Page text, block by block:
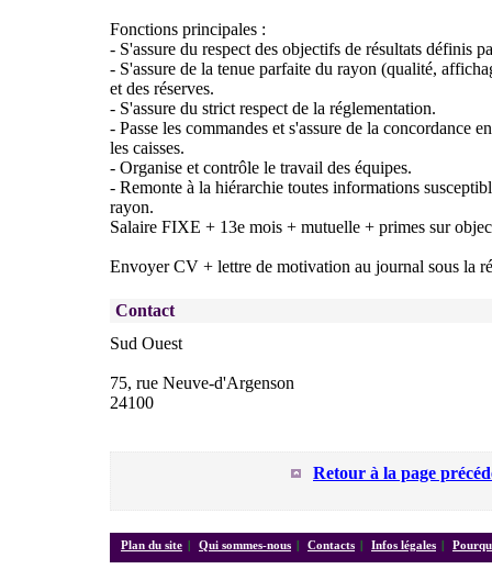
Fonctions principales :
- S'assure du respect des objectifs de résultats définis
- S'assure de la tenue parfaite du rayon (qualité,
et des réserves.
- S'assure du strict respect de la réglementation.
- Passe les commandes et s'assure de la concordance
les caisses.
- Organise et contrôle le travail des équipes.
- Remonte à la hiérarchie toutes informations
rayon.
Salaire FIXE + 13e mois + mutuelle + primes sur
Envoyer CV + lettre de motivation au journal sous la
Contact
Sud Ouest
75, rue Neuve-d'Argenson
24100
Retour à la page
Plan du site | Qui sommes-nous | Contacts | Infos légales |